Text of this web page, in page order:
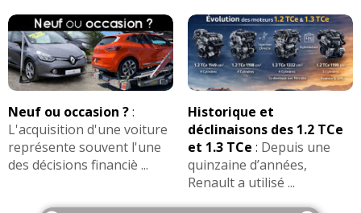
Neuf ou occasion ?:
L'acquisition d'une voiture
représente souvent l'une
des décisions financiè ...
Historique et
déclinaisons des 1.2 TCe
et 1.3 TCe : Depuis une
quinzaine d’années,
Renault a utilisé ...